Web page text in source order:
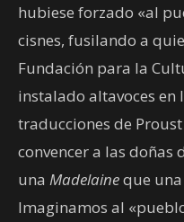
hubiese forzado «al
cisnes, fusilando a
Fundación para la
instalado altavoces
traducciones de
convencer a las doñas
una Madelaineque
Imaginamos al